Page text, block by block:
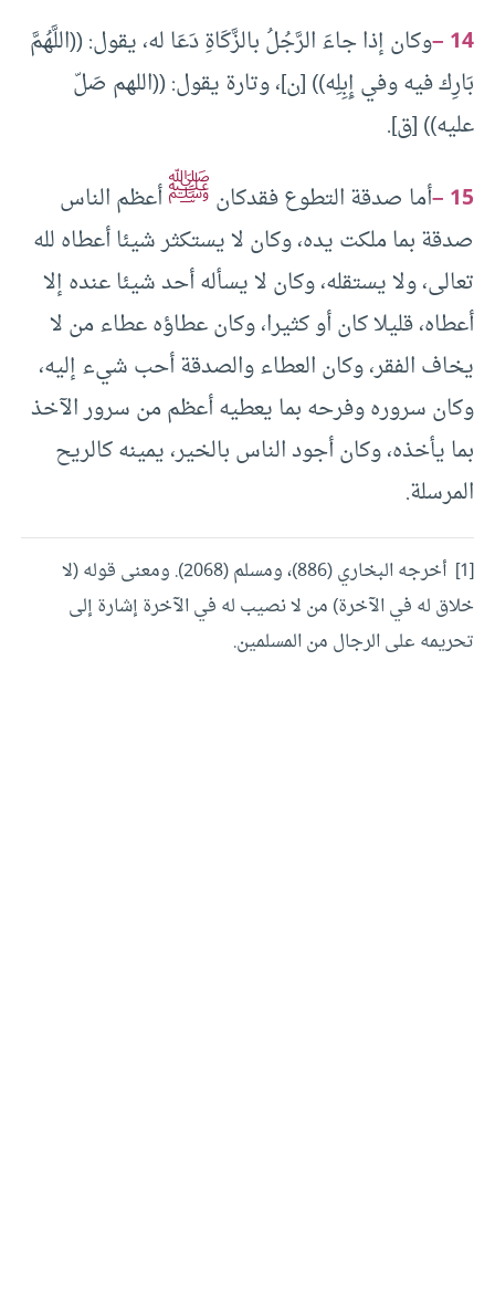
14 – وكان إذا جاءَ الرَّجُلُ بالزَّكَاةِ دَعَا له، يقول: ((اللَّهُمَّ
بَارِك فيه وفي إِبِلِه)) [ن]، وتارة يقول: ((اللهم صَلّ
عليه)) [ق].
15 – أما صدقة التطوع فقدكانﷺأعظم الناس
صدقة بما ملكت يده، وكان لا يستكثر شيئا أعطاه لله
تعالى، ولا يستقله، وكان لا يسأله أحد شيئا عنده إلا
أعطاه، قليلا كان أو كثيرا، وكان عطاؤه عطاء من لا
يخاف الفقر، وكان العطاء والصدقة أحب شيء إليه،
وكان سروره وفرحه بما يعطيه أعظم من سرور الآخذ
بما يأخذه، وكان أجود الناس بالخير، يمينه كالريح
المرسلة.
[1]
أخرجه البخاري (886)، ومسلم (2068). ومعنى قوله (لا
خلاق له في الآخرة) من لا نصيب له في الآخرة إشارة إلى
تحريمه على الرجال من المسلمين.